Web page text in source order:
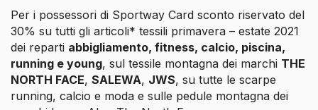
Per i possessori di Sportway Card sconto riservato del
30% su tutti gli articoli* tessili primavera – estate 2021
dei reparti abbigliamento, fitness, calcio, piscina,
running e young, sul tessile montagna dei marchi THE
NORTH FACE, SALEWA, JWS, su tutte le scarpe
running, calcio e moda e sulle pedule montagna dei